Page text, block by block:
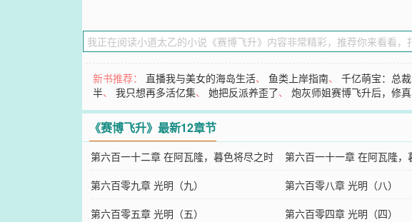
新书推荐： 直播我与美女的海岛生活、 鱼类上岸指南、千亿萌宝：总
半、我只想再多活亿集、她把反派养歪了、炮灰师姐赛博飞升后，修
《赛博飞升》最新12章节
第六百一十二章 在阿瓦隆，暮色将尽之时
（三）
第六百一十一章 在阿瓦隆，
（二）
第六百零九章 光明（九）
第六百零八章 光明（八）
第六百零五章 光明（五）
第六百零四章 光明（四）